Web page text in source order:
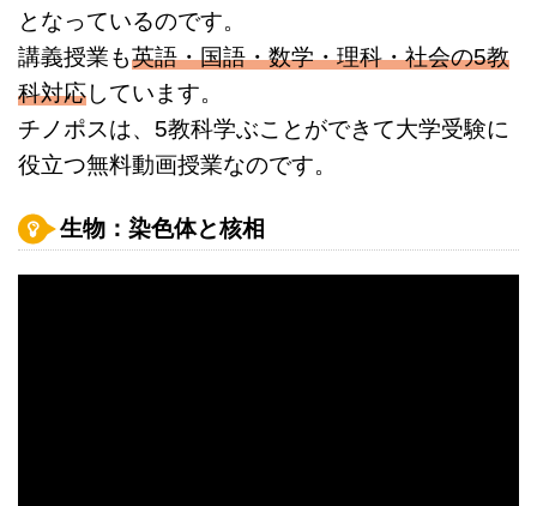
となっているのです。
講義授業も英語・国語・数学・理科・社会の5教
科対応しています。
チノポスは、5教科学ぶことができて大学受験に
役立つ無料動画授業なのです。
生物：染色体と核相